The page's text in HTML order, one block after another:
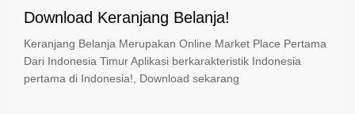
Download Keranjang Belanja!
Keranjang Belanja Merupakan Online Market Place Pertama
Dari Indonesia Timur Aplikasi berkarakteristik Indonesia
pertama di Indonesia!, Download sekarang